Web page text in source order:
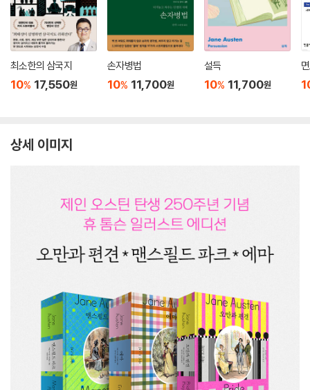
최소한의 삼국지
10% 17,550원
손자병법
10% 11,700원
설득
10% 11,700원
상세 이미지